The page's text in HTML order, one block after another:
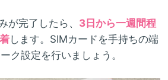
が完了したら、 3日から一週間程
します。SIMカードを手持ちの端
ク設定を行いましょう。